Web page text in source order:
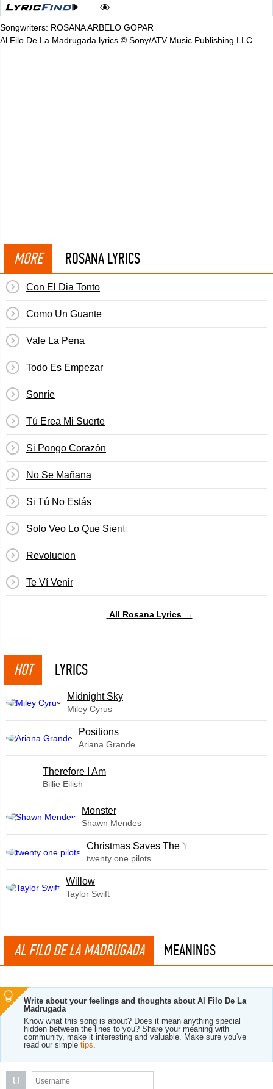
Songwriters: ROSANA ARBELO GOPAR
Al Filo De La Madrugada lyrics © Sony/ATV Music Publishing LLC
MORE ROSANA LYRICS
Con El Dia Tonto
Como Un Guante
Vale La Pena
Todo Es Empezar
Sonríe
Tú Erea Mi Suerte
Si Pongo Corazón
No Se Mañana
Si Tú No Estás
Solo Veo Lo Que Siento
Revolucion
Te Ví Venir
All Rosana Lyrics →
HOT LYRICS
Midnight Sky
Miley Cyrus
​Positions
Ariana Grande
Therefore I Am
Billie Eilish
Monster
Shawn Mendes
Christmas Saves The Year
twenty one pilots
Willow
Taylor Swift
AL FILO DE LA MADRUGADA MEANINGS
Write about your feelings and thoughts about Al Filo De La
Madrugada
Know what this song is about? Does it mean anything special
hidden between the lines to you? Share your meaning with
community, make it interesting and valuable. Make sure you've
read our simple tips.
U